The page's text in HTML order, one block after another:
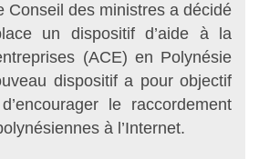
Conseil des ministres a décidé
un dispositif d’aide à la
(ACE) en Polynésie
dispositif a pour objectif
le raccordement
à l’Internet.